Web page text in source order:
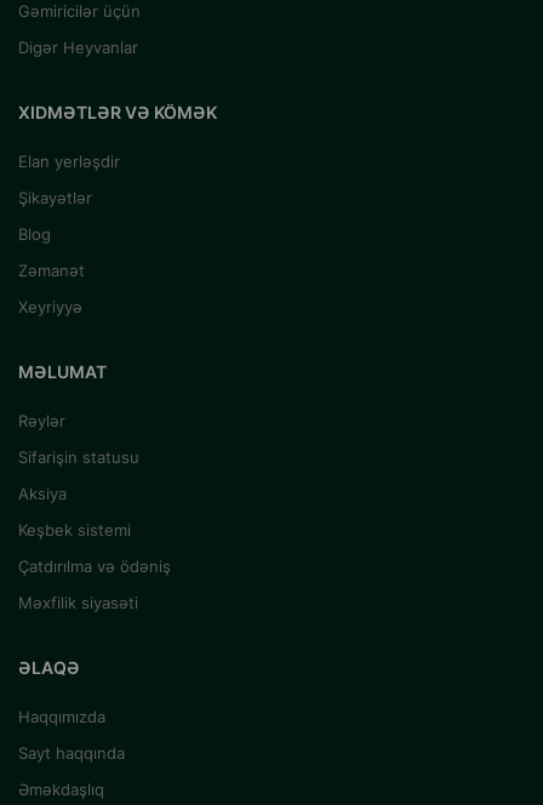
Gəmiricilər üçün
Digər Heyvanlar
XIDMƏTLƏR VƏ KÖMƏK
Elan yerləşdir
Şikayətlər
Blog
Zəmanət
Xeyriyyə
MƏLUMAT
Rəylər
Sifarişin statusu
Aksiya
Keşbek sistemi
Çatdırılma və ödəniş
Məxfilik siyasəti
ƏLAQƏ
Haqqımızda
Sayt haqqında
Əməkdaşlıq